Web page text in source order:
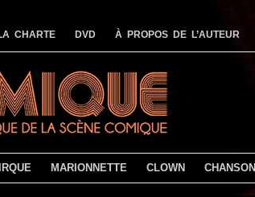
CHARTE DVD À PROPOS DE L’AUTEUR
MARIONNETTE CLOWN CHANSON